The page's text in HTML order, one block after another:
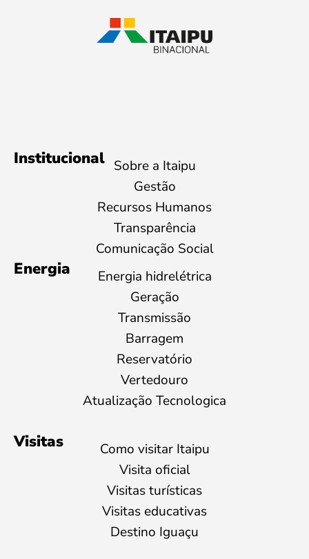
Institucional Sobre a Itaipu
Gestão
Recursos Humanos
Transparência
Comunicação Social
Energia
Energia hidrelétrica
Geração
Transmissão
Barragem
Reservatório
Vertedouro
Atualização Tecnologica
Visitas
Como visitar Itaipu
Visita oficial
Visitas turísticas
Visitas educativas
Destino Iguaçu